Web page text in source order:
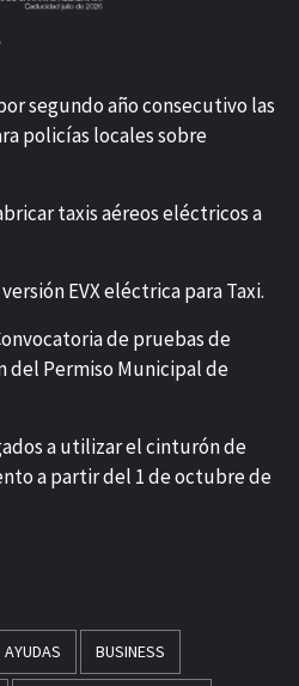
segundo año consecutivo las
policías locales sobre
taxis aéreos eléctricos a
EVX eléctrica para Taxi.
de pruebas de
Permiso Municipal de
a utilizar el cinturón de
a partir del 1 de octubre de
AYUDAS BUSINESS